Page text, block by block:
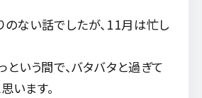
のない話でしたが、11月は忙し
いう間で、バタバタと過ぎて
います。